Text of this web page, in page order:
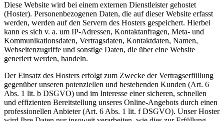
Diese Website wird bei einem externen Dienstleister gehostet
(Hoster). Personenbezogenen Daten, die auf dieser Website erfasst
werden, werden auf den Servern des Hosters gespeichert. Hierbei
kann es sich v. a. um IP-Adressen, Kontaktanfragen, Meta- und
Kommunikationsdaten, Vertragsdaten, Kontaktdaten, Namen,
Webseitenzugriffe und sonstige Daten, die über eine Website
generiert werden, handeln.
Der Einsatz des Hosters erfolgt zum Zwecke der Vertragserfüllung
gegenüber unseren potenziellen und bestehenden Kunden (Art. 6
Abs. 1 lit. b DSGVO) und im Interesse einer sicheren, schnellen
und effizienten Bereitstellung unseres Online-Angebots durch einen
professionellen Anbieter (Art. 6 Abs. 1 lit. f DSGVO). Unser Hoster